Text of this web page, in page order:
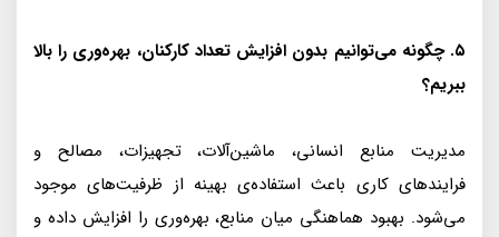
۵. چگونه می‌توانیم بدون افزایش تعداد کارکنان، بهره‌وری را بالا
ببریم؟
مدیریت منابع انسانی، ماشین‌آلات، تجهیزات، مصالح و
فرایندهای کاری باعث استفاده‌ی بهینه از ظرفیت‌های موجود
می‌شود. بهبود هماهنگی میان منابع، بهره‌وری را افزایش داده و